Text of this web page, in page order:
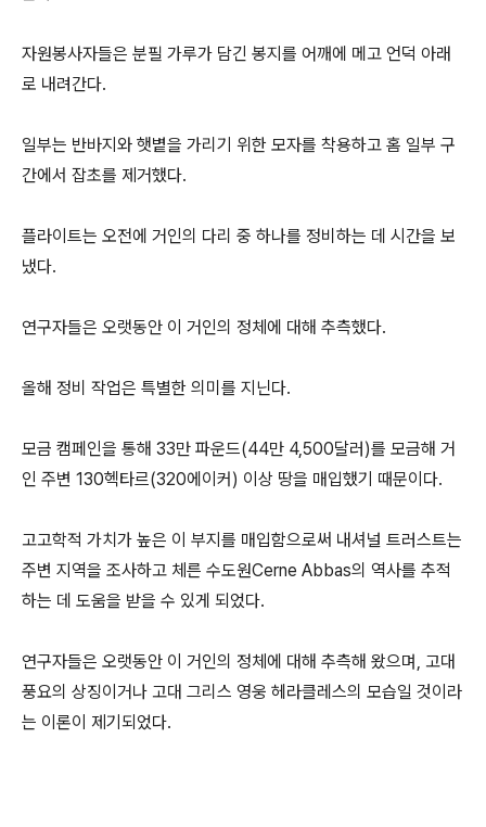
자원봉사자들은 분필 가루가 담긴 봉지를 어깨에 메고 언덕 아래
로 내려간다.
일부는 반바지와 햇볕을 가리기 위한 모자를 착용하고 홈 일부 구
간에서 잡초를 제거했다.
플라이트는 오전에 거인의 다리 중 하나를 정비하는 데 시간을 보
냈다.
연구자들은 오랫동안 이 거인의 정체에 대해 추측했다.
올해 정비 작업은 특별한 의미를 지닌다.
모금 캠페인을 통해 33만 파운드(44만 4,500달러)를 모금해 거
인 주변 130헥타르(320에이커) 이상 땅을 매입했기 때문이다.
고고학적 가치가 높은 이 부지를 매입함으로써 내셔널 트러스트는
주변 지역을 조사하고 체른 수도원Cerne Abbas의 역사를 추적
하는 데 도움을 받을 수 있게 되었다.
연구자들은 오랫동안 이 거인의 정체에 대해 추측해 왔으며, 고대
풍요의 상징이거나 고대 그리스 영웅 헤라클레스의 모습일 것이라
는 이론이 제기되었다.